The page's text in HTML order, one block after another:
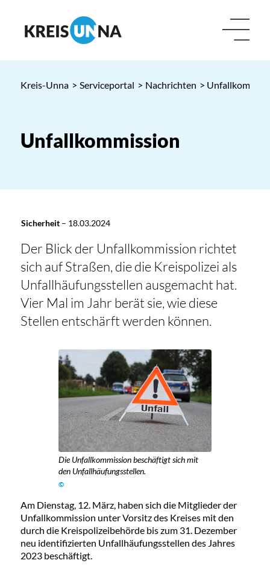
Kreis-Unna > Serviceportal > Nachrichten >
Unfallkommission
Sicherheit– 18.03.2024
Der Blick der Unfallkommission richtet
sich auf Straßen, die die Kreispolizei als
Unfallhäufungsstellen ausgemacht hat.
Vier Mal im Jahr berät sie, wie diese
Stellen entschärft werden können.
Die Unfallkommission beschäftigt sich mit
den Unfallhäufungsstellen.
©
Am Dienstag, 12. März, haben sich die Mitglieder der
Unfallkommission unter Vorsitz des Kreises mit den
durch die Kreispolizeibehörde bis zum 31. Dezember
neu identifizierten Unfallhäufungsstellen des Jahres
2023 beschäftigt.